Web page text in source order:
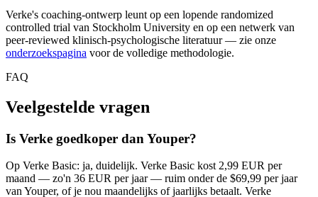
Verke's coaching-ontwerp leunt op een lopende randomized
controlled trial van Stockholm University en op een netwerk van
peer-reviewed klinisch-psychologische literatuur — zie onze
onderzoekspagina voor de volledige methodologie.
FAQ
Veelgestelde vragen
Is Verke goedkoper dan Youper?
Op Verke Basic: ja, duidelijk. Verke Basic kost 2,99 EUR per
maand — zo'n 36 EUR per jaar — ruim onder de $69,99 per jaar
van Youper, of je nou maandelijks of jaarlijks betaalt. Verke